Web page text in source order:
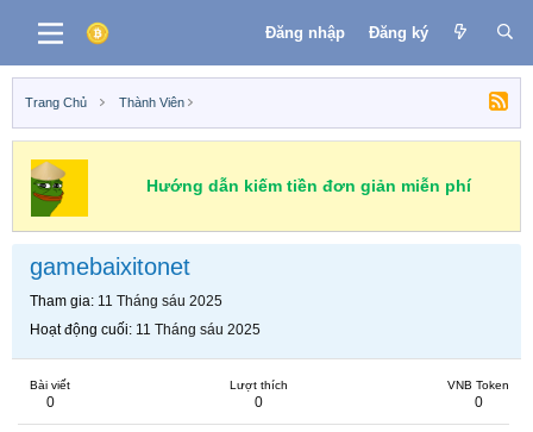
Đăng nhập Đăng ký
Trang Chủ Thành Viên
Hướng dẫn kiếm tiền đơn giản miễn phí
gamebaixitonet
Tham gia 11 Tháng sáu 2025
Hoạt động cuối 11 Tháng sáu 2025
Bài viết
0
Lượt thích
0
VNB Token
0